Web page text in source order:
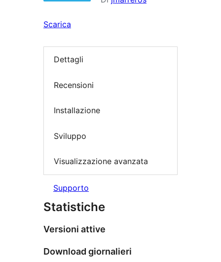
Scarica
Dettagli
Recensioni
Installazione
Sviluppo
Visualizzazione avanzata
Supporto
Statistiche
Versioni attive
Download giornalieri